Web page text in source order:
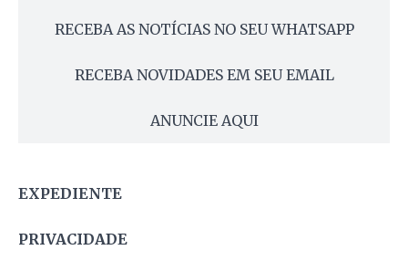
RECEBA AS NOTÍCIAS NO SEU WHATSAPP
RECEBA NOVIDADES EM SEU EMAIL
ANUNCIE AQUI
EXPEDIENTE
PRIVACIDADE